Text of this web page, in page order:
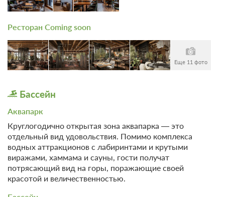
Ресторан Coming soon
Еще 11 фото
Бассейн
Аквапарк
Круглогодично открытая зона аквапарка — это
отдельный вид удовольствия. Помимо комплекса
водных аттракционов с лабиринтами и крутыми
виражами, хаммама и сауны, гости получат
потрясающий вид на горы, поражающие своей
красотой и величественностью.